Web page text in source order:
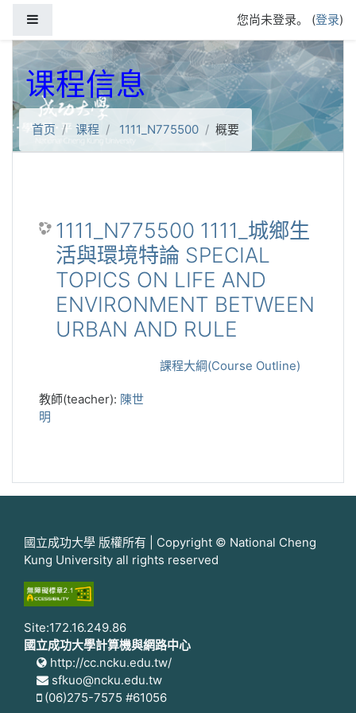
您尚未登录。 (登录)
课程信息
首页 课程 1111_N775500 概要
1111_N775500 1111_城鄉生
活與環境特論 SPECIAL
TOPICS ON LIFE AND
ENVIRONMENT BETWEEN
URBAN AND RULE
課程大綱(Course Outline)
教師(teacher): 陳世
明
國立成功大學 版權所有 | Copyright © National Cheng
Kung University all rights reserved
Site:172.16.249.86
國立成功大學計算機與網路中心
http://cc.ncku.edu.tw/
sfkuo@ncku.edu.tw
(06)275-7575 #61056